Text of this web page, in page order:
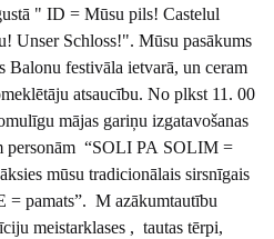
" ID = Mūsu pils! Castelul
Unser Schloss!". Mūsu pasākums
Balonu festivāla ietvarā, un ceram
atsaucību. No plkst 11. 00
mājas gariņu izgatavošanas
personām “SOLI PA SOLIM =
mūsu tradicionālais sirsnīgais
pamats”. M azākumtautību
meistarklases , tautas tērpi,